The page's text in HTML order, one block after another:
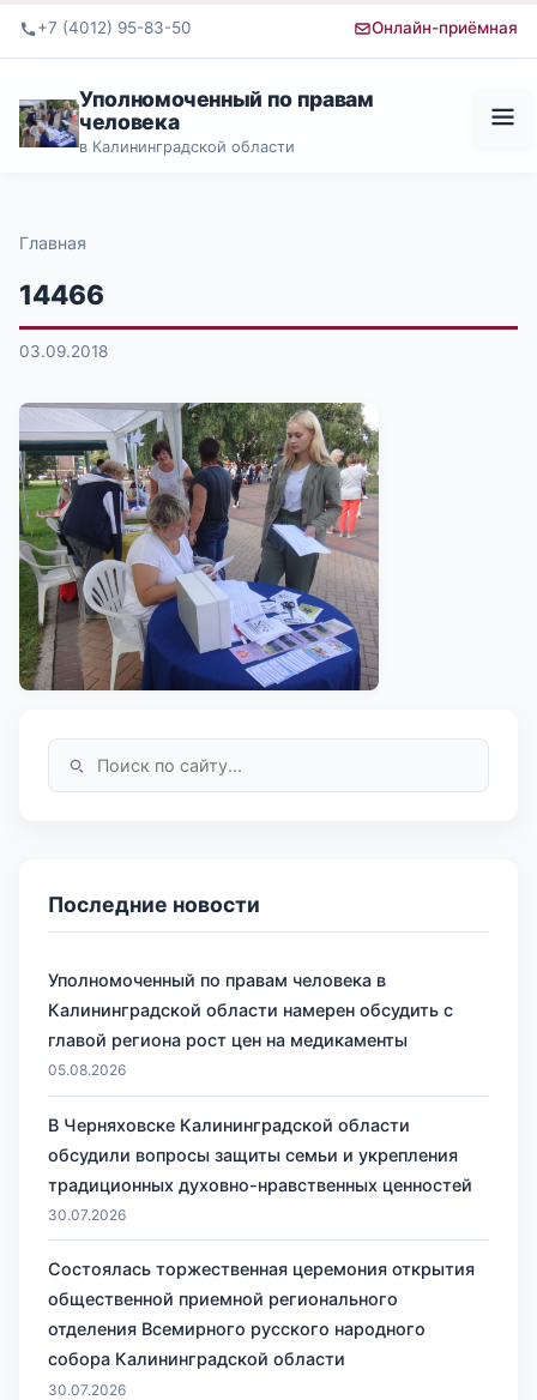
+7 (4012) 95-83-50 Онлайн-приёмная
Уполномоченный по правам
человека
в Калининградской области
Главная
14466
03.09.2018
Последние новости
Уполномоченный по правам человека в
Калининградской области намерен обсудить с
главой региона рост цен на медикаменты
05.08.2026
В Черняховске Калининградской области
обсудили вопросы защиты семьи и укрепления
традиционных духовно-нравственных ценностей
30.07.2026
Состоялась торжественная церемония открытия
общественной приемной регионального
отделения Всемирного русского народного
собора Калининградской области
30.07.2026